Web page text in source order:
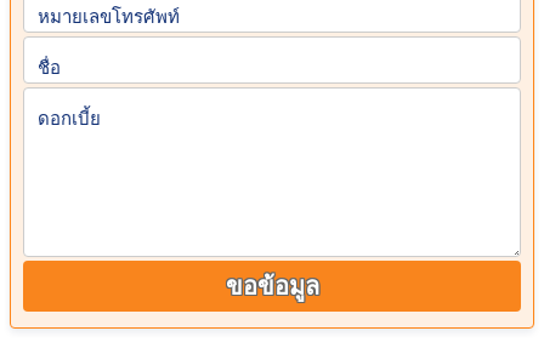
หมายเลขโทรศัพท์
ชื่อ
ดอกเบี้ย
ขอข้อมูล